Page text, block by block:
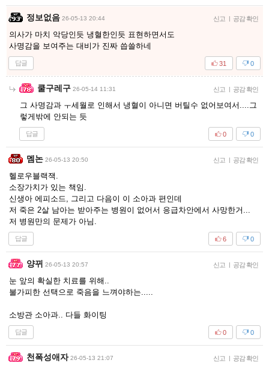
정보없음 26-05-13 20:44 신고 | 공감 확인
의사가 마치 악당인듯 냉혈한인듯 표현하면서도
사명감을 보여주는 대비가 진짜 씁쓸하네
답글 0
31
쿨구레구 26-05-14 11:31 신고 | 공감 확인
그 사명감과 ㅜ세월로 인해서 냉혈이 아니면 버틸수 없어보여서....그
렇게밖에 안되는 듯
답글 0
0
멤논 26-05-13 20:50 신고 | 공감 확인
헬로우블랙잭.
소장가치가 있는 책임.
신생아 에피소드, 그리고 다음이 이 소아과 편인데
저 죽은 2살 남아는 받아주는 병원이 없어서 응급차안에서 사망한거...
저 병원만의 문제가 아님.
답글 0
6
양뀌 26-05-13 20:57 신고 | 공감 확인
눈 앞의 확실한 치료를 위해..
불가피한 선택으로 죽음을 느껴야하는.....
소방관 소아과.. 다들 화이팅
답글 0
0
천폭성애자 26-05-13 21:07 신고 | 공감 확인